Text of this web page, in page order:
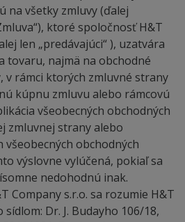
na všetky zmluvy (ďalej
ktoré spoločnosť H&T
len „predávajúci“ ), uzatvára
tovaru, najmä na obchodné
v rámci ktorých zmluvné strany
kúpnu zmluvu alebo rámcovú
všeobecných obchodných
zmluvnej strany alebo
všeobecných obchodných
výslovne vylúčená, pokiaľ sa
nedohodnú inak.
Company s.r.o. sa rozumie H&T
sídlom: Dr. J. Budayho 106/18,